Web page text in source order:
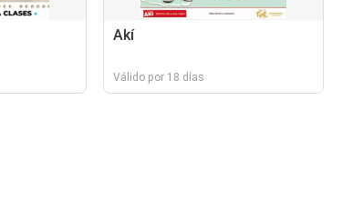
Akí
Válido por 18 días